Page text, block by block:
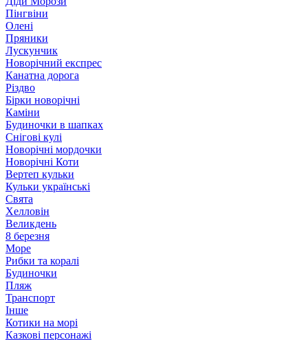
Пінгвіни
Олені
Пряники
Лускунчик
Новорічний експрес
Канатна дорога
Різдво
Бірки новорічні
Каміни
Будиночки в шапках
Снігові кулі
Новорічні мордочки
Новорічні Коти
Вертеп кульки
Кульки українські
Свята
Хелловін
Великдень
8 березня
Море
Рибки та коралі
Будиночки
Пляж
Транспорт
Інше
Котики на морі
Казкові персонажі